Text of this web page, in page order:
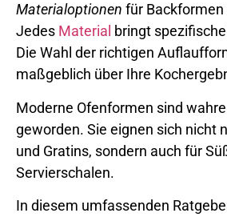
Materialoptionen für
Jedes Material bringt
Die Wahl der richtigen
maßgeblich über Ihre
Moderne Ofenformen sind
geworden. Sie eignen sich nicht
und Gratins, sondern auch für
Servierschalen.
In diesem umfassenden